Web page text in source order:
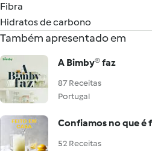
Fibra
Hidratos de carbono
Também apresentado em
A Bimby® faz
87 Receitas
Portugal
Confiamos no que é
52 Receitas